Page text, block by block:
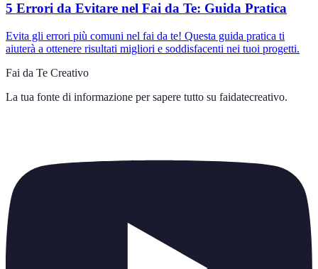
5 Errori da Evitare nel Fai da Te: Guida Pratica
Evita gli errori più comuni nel fai da te! Questa guida pratica ti
aiuterà a ottenere risultati migliori e soddisfacenti nei tuoi progetti.
Fai da Te Creativo
La tua fonte di informazione per sapere tutto su faidatecreativo.